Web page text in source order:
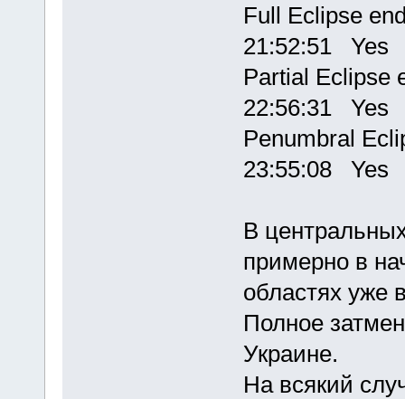
Full
21:52:51 Yes
Partial
22:56:31 Yes
Penumbral
23:55:08 Yes
В
примерно в
областях уже
Полное
Украине.
На всякий